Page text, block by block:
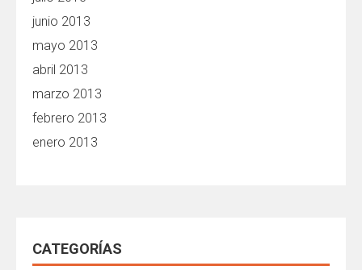
junio 2013
mayo 2013
abril 2013
marzo 2013
febrero 2013
enero 2013
CATEGORÍAS